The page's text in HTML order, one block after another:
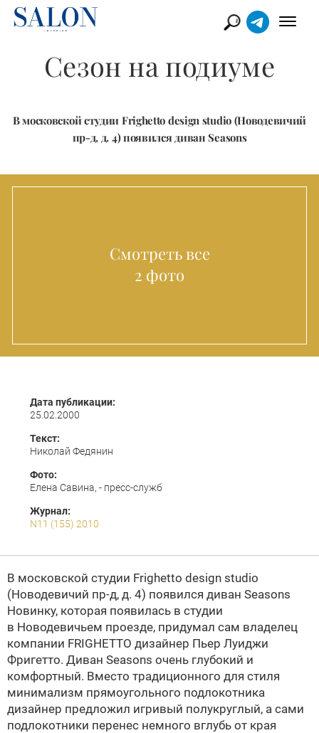
Сезон на подиуме
В московской студии Frighetto design studio (Новодевичий
пр-д, д. 4) появился диван Seasons
Смотреть все
2 фото
Дата публикации:
25.02.2000
Текст:
Николай Федянин
Фото:
Елена Савина, - пресс-служб
Журнал:
N11 (155) 2010
В московской студии Frighetto design studio
(Новодевичий пр-д, д. 4) появился диван Seasons
Новинку, которая появилась в студии
в Новодевичьем проезде, придумал сам владелец
компании FRIGHETTO дизайнер Пьер Луиджи
Фригетто. Диван Seasons очень глубокий и
комфортный. Вместо традиционного для стиля
минимализм прямоугольного подлокотника
дизайнер предложил игривый полукруглый, а сами
подлокотники перенес немного вглубь от края